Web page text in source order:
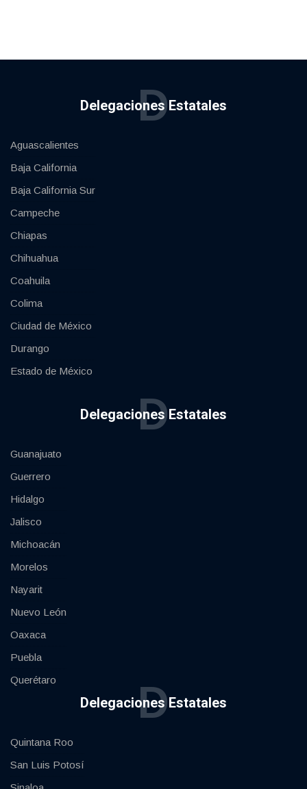
Delegaciones Estatales
D
Aguascalientes
Baja California
Baja California Sur
Campeche
Chiapas
Chihuahua
Coahuila
Colima
Ciudad de México
Durango
Estado de México
Delegaciones Estatales
D
Guanajuato
Guerrero
Hidalgo
Jalisco
Michoacán
Morelos
Nayarit
Nuevo León
Oaxaca
Puebla
Querétaro
Delegaciones Estatales
D
Quintana Roo
San Luis Potosí